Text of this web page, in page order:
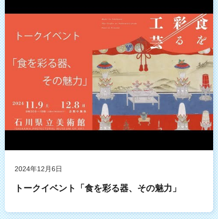
2024年12月6日
トークイベント「食を彩る器、その魅力」